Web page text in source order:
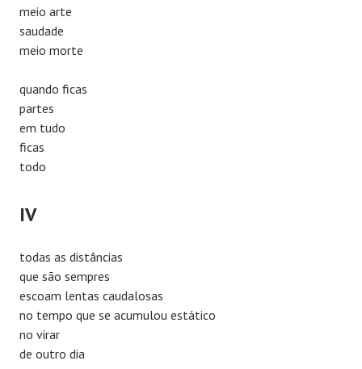
meio arte
saudade
meio morte
quando ficas
partes
em tudo
ficas
todo
IV
todas as distâncias
que são sempres
escoam lentas caudalosas
no tempo que se acumulou estático
no virar
de outro dia